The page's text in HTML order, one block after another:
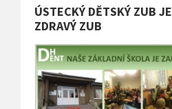
ÚSTECKÝ DĚTSKÝ ZUB JE
ZDRAVÝ ZUB